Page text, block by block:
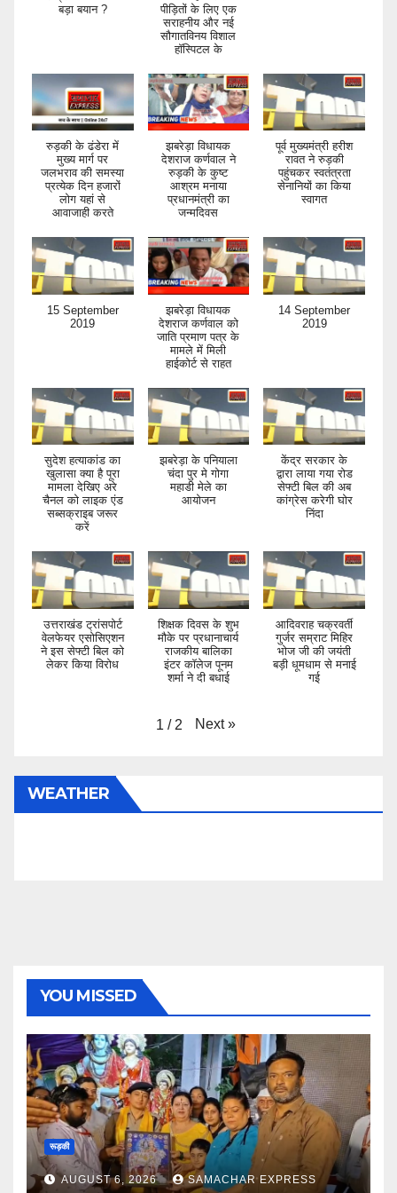
बड़ा बयान ?
पीड़ितों के लिए एक
सराहनीय और नई
सौगातविनय विशाल
हॉस्पिटल के
रुड़की के ढंडेरा में
मुख्य मार्ग पर
जलभराव की समस्या
प्रत्येक दिन हजारों
लोग यहां से
आवाजाही करते
झबरेड़ा विधायक
देशराज कर्णवाल ने
रुड़की के कुष्ट
आश्रम मनाया
प्रधानमंत्री का
जन्मदिवस
पूर्व मुख्यमंत्री हरीश
रावत ने रुड़की
पहुंचकर स्वतंत्रता
सेनानियों का किया
स्वागत
15 September
2019
झबरेड़ा विधायक
देशराज कर्णवाल को
जाति प्रमाण पत्र के
मामले में मिली
हाईकोर्ट से राहत
14 September
2019
सुदेश हत्याकांड का
खुलासा क्या है पूरा
मामला देखिए अरे
चैनल को लाइक एंड
सब्सक्राइब जरूर
करें
झबरेड़ा के पनियाला
चंदा पुर मे गोगा
महाडी मेले का
आयोजन
केंद्र सरकार के
द्वारा लाया गया रोड
सेफ्टी बिल की अब
कांग्रेस करेगी घोर
निंदा
उत्तराखंड ट्रांसपोर्ट
वेलफेयर एसोसिएशन
ने इस सेफ्टी बिल को
लेकर किया विरोध
शिक्षक दिवस के शुभ
मौके पर प्रधानाचार्य
राजकीय बालिका
इंटर कॉलेज पूनम
शर्मा ने दी बधाई
आदिवराह चक्रवर्ती
गुर्जर सम्राट मिहिर
भोज जी की जयंती
बड़ी धूमधाम से मनाई
गई
1 / 2 Next »
WEATHER
YOU MISSED
रूड़की
AUGUST 6, 2026 SAMACHAR EXPRESS